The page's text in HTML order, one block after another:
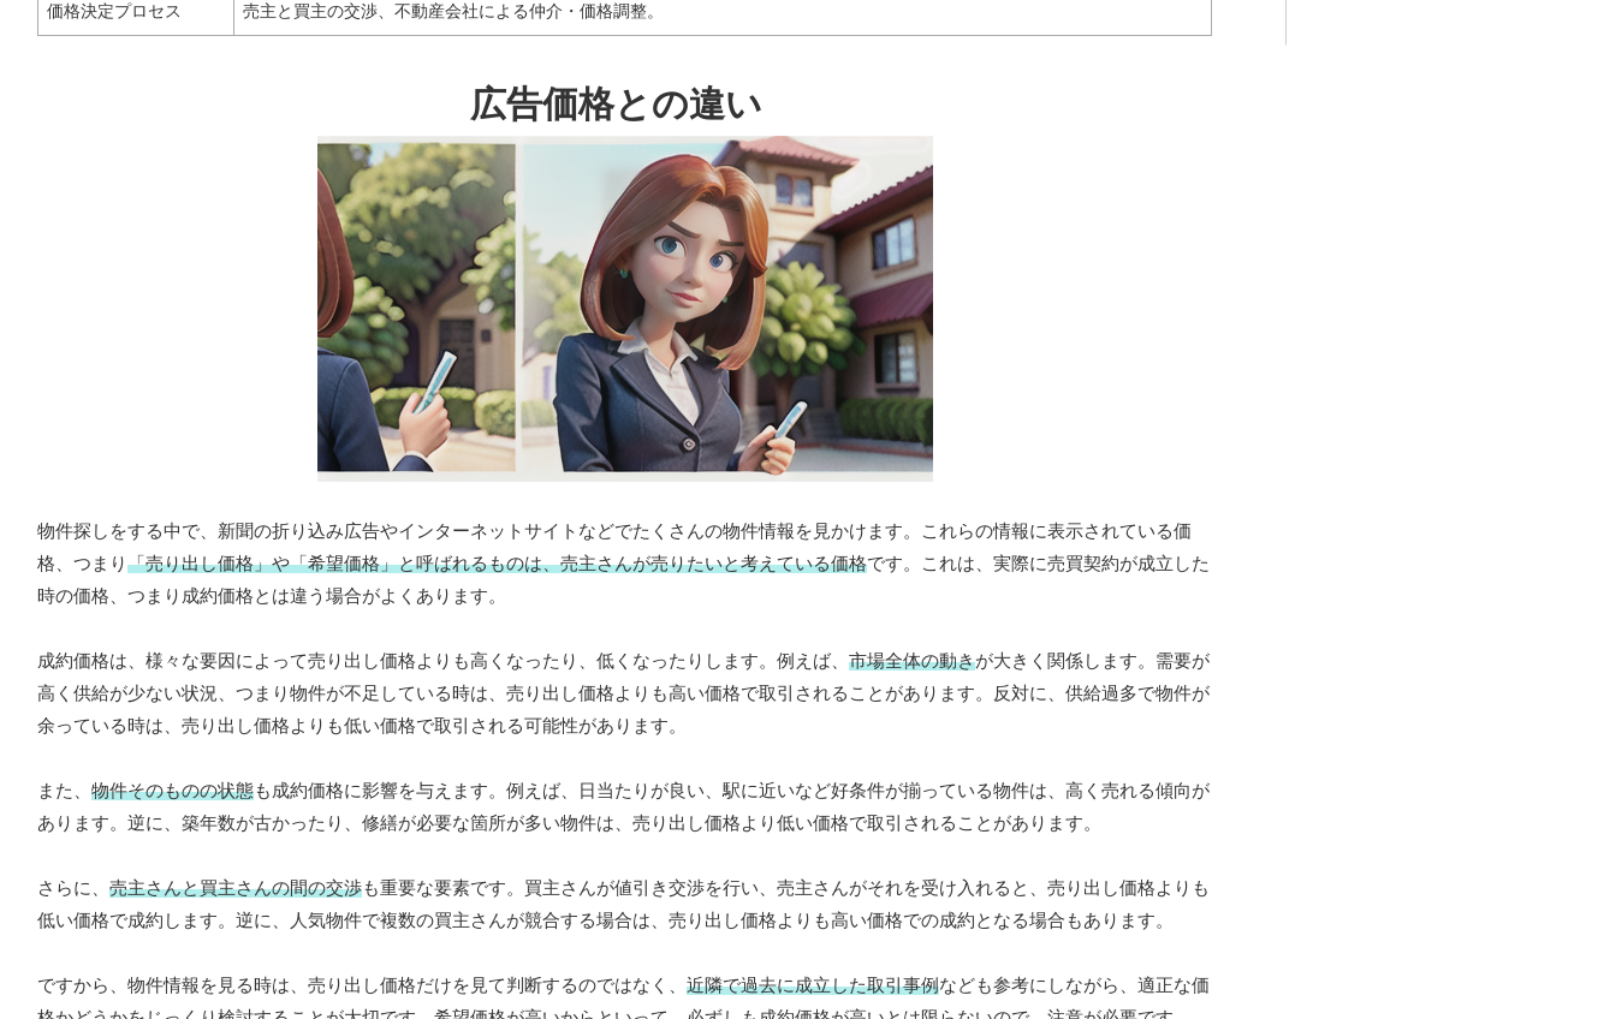
価格決定プロセス 売主と買主の交渉、不動産会社による仲介・価格調整。
広告価格との違い
物件探しをする中で、新聞の折り込み広告やインターネットサイトなどでたくさんの物件情報を見かけます。これらの情報に表示されている価
格、つまり「売り出し価格」や「希望価格」と呼ばれるものは、売主さんが売りたいと考えている価格です。これは、実際に売買契約が成立した
時の価格、つまり成約価格とは違う場合がよくあります。
成約価格は、様々な要因によって売り出し価格よりも高くなったり、低くなったりします。例えば、 市場全体の動きが大きく関係します。需要が
高く供給が少ない状況、つまり物件が不足している時は、売り出し価格よりも高い価格で取引されることがあります。反対に、供給過多で物件が
余っている時は、売り出し価格よりも低い価格で取引される可能性があります。
また、 物件そのものの状態も成約価格に影響を与えます。例えば、日当たりが良い、駅に近いなど好条件が揃っている物件は、高く売れる傾向が
あります。逆に、築年数が古かったり、修繕が必要な箇所が多い物件は、売り出し価格より低い価格で取引されることがあります。
さらに、 売主さんと買主さんの間の交渉も重要な要素です。買主さんが値引き交渉を行い、売主さんがそれを受け入れると、売り出し価格よりも
低い価格で成約します。逆に、人気物件で複数の買主さんが競合する場合は、売り出し価格よりも高い価格での成約となる場合もあります。
ですから、物件情報を見る時は、売り出し価格だけを見て判断するのではなく、 近隣で過去に成立した取引事例なども参考にしながら、適正な価